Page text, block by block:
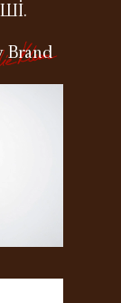
Brand